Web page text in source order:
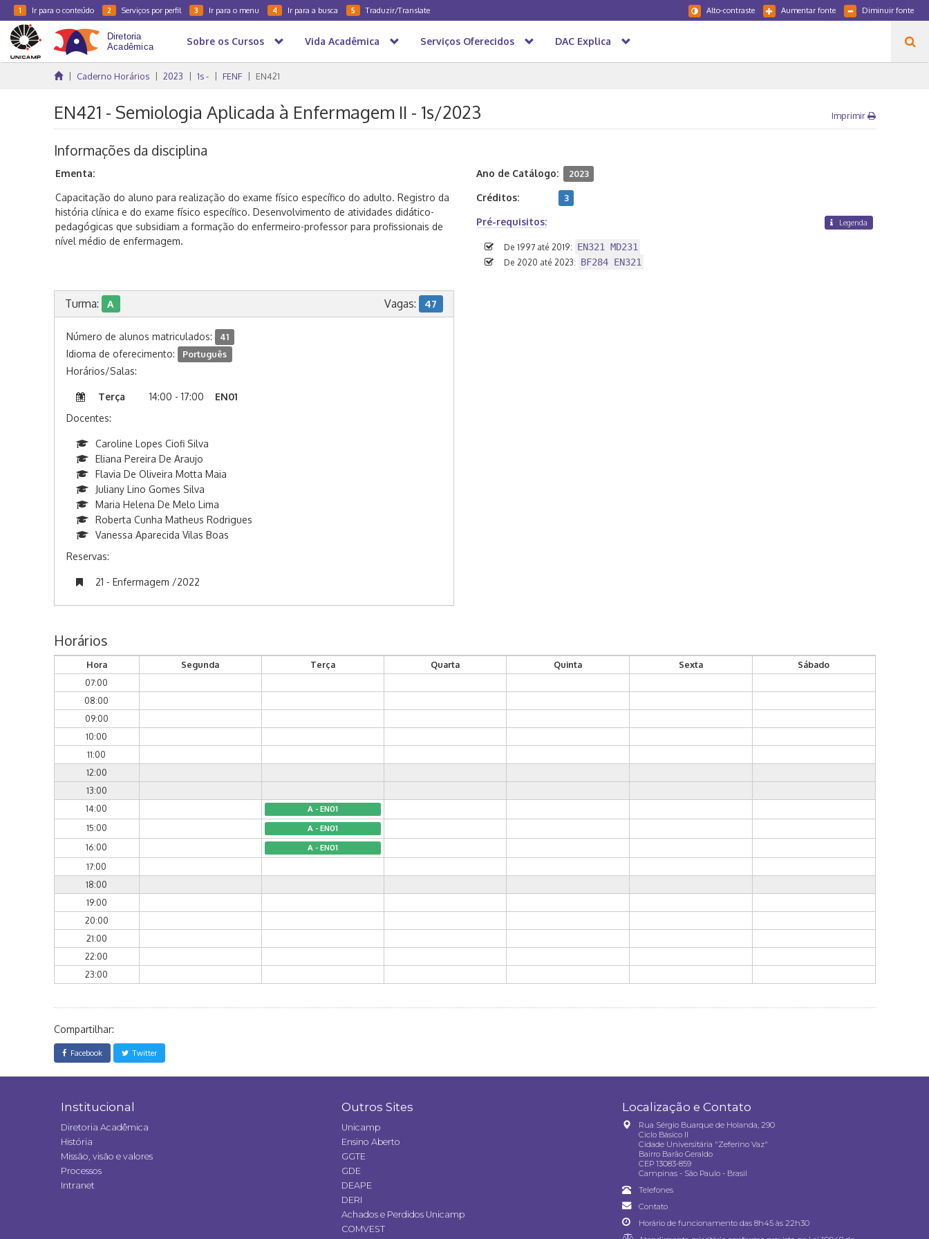
1 Ir para o conteúdo 2 Serviços por perfil 3 Ir para o menu 4 Ir para a busca 5 Traduzir/Translate Diminuir fonte
Aumentar fonte
Alto-contraste
Sobre os Cursos Vida Acadêmica Serviços Oferecidos DAC Explica
Caderno Horários 2023 1s - FENF EN421
EN421 - Semiologia Aplicada à Enfermagem II - 1s/2023 Imprimir
Informações da disciplina
Ementa:
Capacitação do aluno para realização do exame físico específico do adulto. Registro da
história clínica e do exame físico específico. Desenvolvimento de atividades didático-
pedagógicas que subsidiam a formação do enfermeiro-professor para profissionais de
nível médio de enfermagem.
Ano de Catálogo: 2023
Créditos: 3
Pré-requisitos: Legenda
De 1997 até 2019: EN321 MD231
De 2020 até 2023: BF284 EN321
Turma: A Vagas: 47
Número de alunos matriculados: 41
Idioma de oferecimento: Português
Horários/Salas:
Terça 14:00 - 17:00
EN01
Docentes:
Caroline Lopes Ciofi Silva
Eliana Pereira De Araujo
Flavia De Oliveira Motta Maia
Juliany Lino Gomes Silva
Maria Helena De Melo Lima
Roberta Cunha Matheus Rodrigues
Vanessa Aparecida Vilas Boas
Reservas:
21 - Enfermagem /2022
Horários
Hora Segunda Terça Quarta Quinta Sexta
Sábado
07:00
08:00
09:00
10:00
11:00
12:00
13:00
14:00
A - EN01
15:00 A - EN01
16:00 A - EN01
17:00
18:00
19:00
20:00
21:00
22:00
23:00
Compartilhar:
Facebook Twitter
Institucional
Diretoria Acadêmica
História
Missão, visão e valores
Processos
Intranet
Outros Sites
Unicamp
Ensino Aberto
GGTE
GDE
DEAPE
DERI
Achados e Perdidos Unicamp
COMVEST
Localização e Contato
Rua Sérgio Buarque de Holanda, 290
Ciclo Básico II
Cidade Universitária "Zeferino Vaz"
Bairro Barão Geraldo
CEP 13083-859
Campinas - São Paulo - Brasil
Telefones
Contato
Horário de funcionamento das 8h45 às 22h30